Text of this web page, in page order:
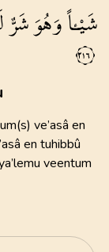
شَيْـٔاًوَهُوَشَرٌّ
٢١٦
ve’asâ en
en tuhibbû
veentum